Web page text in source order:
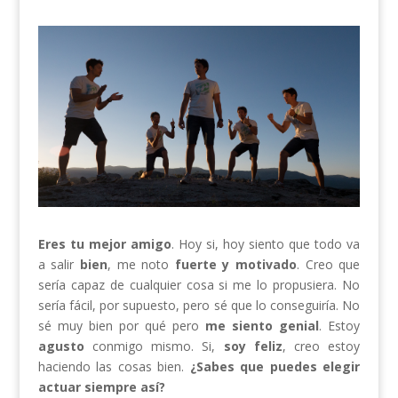
Eres tu mejor amigo. Hoy si, hoy siento que todo va
a salir bien, me noto fuerte y motivado. Creo que
sería capaz de cualquier cosa si me lo propusiera. No
sería fácil, por supuesto, pero sé que lo conseguiría. No
sé muy bien por qué pero me siento genial. Estoy
agusto conmigo mismo. Si, soy feliz, creo estoy
haciendo las cosas bien. ¿Sabes que puedes elegir
actuar siempre así?